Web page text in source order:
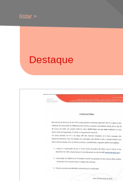
listar >
Destaque